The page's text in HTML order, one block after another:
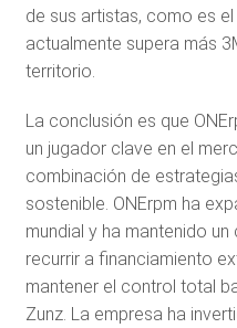
de sus artistas, como es
actualmente supera más
territorio.
La conclusión es que
un jugador clave en el
combinación de
sostenible. ONErpm ha
mundial y ha mantenido
recurrir a financiamiento
mantener el control total
Zunz. La empresa ha